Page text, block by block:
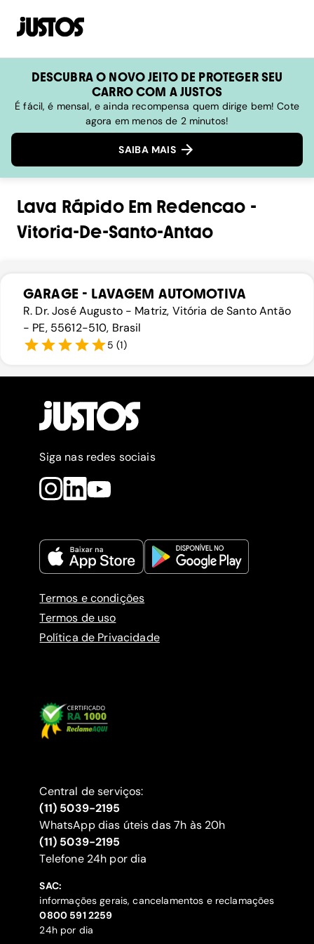
DESCUBRA O NOVO JEITO DE PROTEGER SEU
CARRO COM A JUSTOS
É fácil, é mensal, e ainda recompensa quem dirige bem! Cote
agora em menos de 2 minutos!
SAIBA MAIS
Lava RápidoEm Redencao -
Vitoria-De-Santo-Antao
GARAGE - LAVAGEM AUTOMOTIVA
R. Dr. José Augusto - Matriz, Vitória de Santo Antão
- PE, 55612-510, Brasil
5 (1)
Siga nas redes sociais
Termos e condições
Termos de uso
Política de Privacidade
Central de serviços:
(11) 5039-2195
WhatsApp dias úteis das 7h às 20h
(11) 5039-2195
‍Telefone 24h por dia
SAC:
informações gerais, cancelamentos e reclamações
‍0800 591 2259
24h por dia